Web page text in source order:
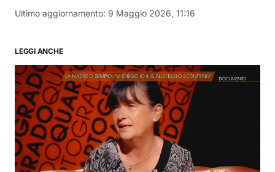
Ultimo aggiornamento: 9 Maggio 2026, 11:16
LEGGI ANCHE